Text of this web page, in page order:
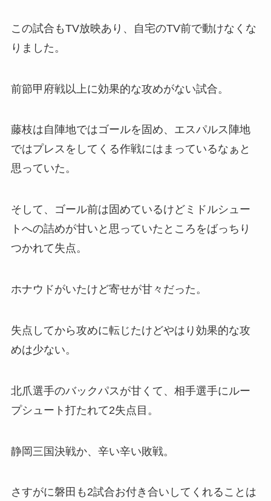
この試合もTV放映あり、自宅のTV前で動けなくな
りました。
前節甲府戦以上に効果的な攻めがない試合。
藤枝は自陣地ではゴールを固め、エスパルス陣地
ではプレスをしてくる作戦にはまっているなぁと
思っていた。
そして、ゴール前は固めているけどミドルシュー
トへの詰めが甘いと思っていたところをばっちり
つかれて失点。
ホナウドがいたけど寄せが甘々だった。
失点してから攻めに転じたけどやはり効果的な攻
めは少ない。
北爪選手のバックパスが甘くて、相手選手にルー
プシュート打たれて2失点目。
静岡三国決戦か、辛い辛い敗戦。
さすがに磐田も2試合お付き合いしてくれることは